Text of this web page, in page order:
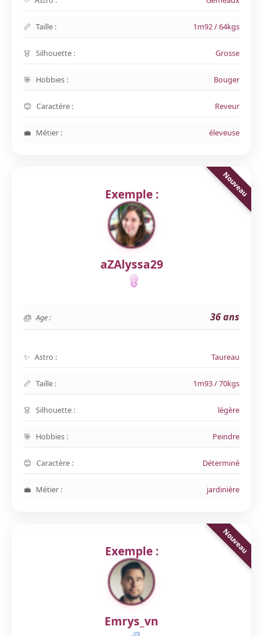
Taille : 1m92 / 64kgs
Silhouette : Grosse
Hobbies : Bouger
Caractère : Reveur
Métier : éleveuse
Exemple :
aZAlyssa29
Age : 36 ans
Astro : Taureau
Taille : 1m93 / 70kgs
Silhouette : légère
Hobbies : Peindre
Caractère : Déterminé
Métier : jardinière
Exemple :
Emrys_vn